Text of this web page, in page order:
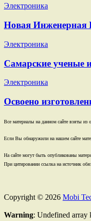
Электроника
Новая Инженерная
Электроника
Самарские ученые
Электроника
Освоено
Все материалы на данном сайте взяты из
Если Вы обнаружили на нашем сайте
На сайте могут быть опубликованы
При цитировании ссылка на источник
Copyright © 2026 Mobi
Warning: Undefined array